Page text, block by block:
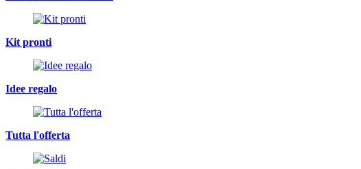
Kit pronti
Idee regalo
Tutta l'offerta